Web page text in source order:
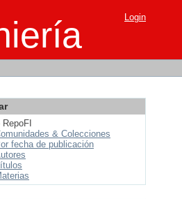
Login
& Colecciones
fecha de publicación